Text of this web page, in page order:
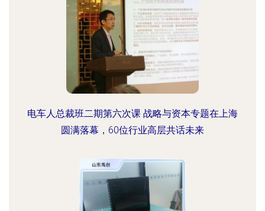
电车人总裁班二期第六次课 战略与资本专题在上海
圆满落幕，60位行业高层共话未来